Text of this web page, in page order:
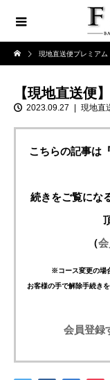
現地直送便プレミアム
【現地直送便
2023.09.27 現地直
こちらの記事は
続きをご覧にな
（
※コース変更の場
お客様の手で解除手続き
会員登録